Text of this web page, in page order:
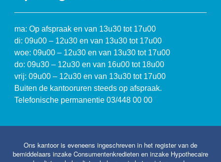
ma: Op afspraak en van 13u30 tot 17u00
di: 09u00 – 12u30 en van 13u30 tot 17u00
woe: 09u00 – 12u30 en van 13u30 tot 17u00
do: 09u30 – 12u30 en van 16u00 tot 18u00
vrij: 09u00 – 12u30 en van 13u30 tot 17u00
Buiten de kantooruren steeds op afspraak.
Telefonische permanentie 03/448 00 00
Ons kantoor is eveneens ingeschreven in het register van de
bemiddelaars inzake Consumentenkredieten en inzake Hypothecaire